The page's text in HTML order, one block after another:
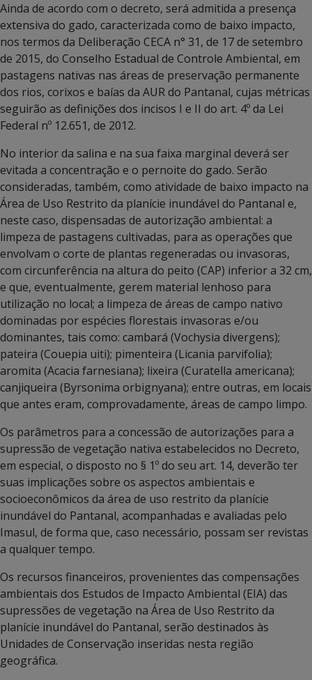
Ainda de acordo com o decreto, será admitida a presença
extensiva do gado, caracterizada como de baixo impacto,
nos termos da Deliberação CECA n° 31, de 17 de setembro
de 2015, do Conselho Estadual de Controle Ambiental, em
pastagens nativas nas áreas de preservação permanente
dos rios, corixos e baías da AUR do Pantanal, cujas métricas
seguirão as definições dos incisos I e II do art. 4º da Lei
Federal nº 12.651, de 2012.
No interior da salina e na sua faixa marginal deverá ser
evitada a concentração e o pernoite do gado. Serão
consideradas, também, como atividade de baixo impacto na
Área de Uso Restrito da planície inundável do Pantanal e,
neste caso, dispensadas de autorização ambiental: a
limpeza de pastagens cultivadas, para as operações que
envolvam o corte de plantas regeneradas ou invasoras,
com circunferência na altura do peito (CAP) inferior a 32 cm,
e que, eventualmente, gerem material lenhoso para
utilização no local; a limpeza de áreas de campo nativo
dominadas por espécies florestais invasoras e/ou
dominantes, tais como: cambará (Vochysia divergens);
pateira (Couepia uiti); pimenteira (Licania parvifolia);
aromita (Acacia farnesiana); lixeira (Curatella americana);
canjiqueira (Byrsonima orbignyana); entre outras, em locais
que antes eram, comprovadamente, áreas de campo limpo.
Os parâmetros para a concessão de autorizações para a
supressão de vegetação nativa estabelecidos no Decreto,
em especial, o disposto no § 1º do seu art. 14, deverão ter
suas implicações sobre os aspectos ambientais e
socioeconômicos da área de uso restrito da planície
inundável do Pantanal, acompanhadas e avaliadas pelo
Imasul, de forma que, caso necessário, possam ser revistas
a qualquer tempo.
Os recursos financeiros, provenientes das compensações
ambientais dos Estudos de Impacto Ambiental (EIA) das
supressões de vegetação na Área de Uso Restrito da
planície inundável do Pantanal, serão destinados às
Unidades de Conservação inseridas nesta região
geográfica.